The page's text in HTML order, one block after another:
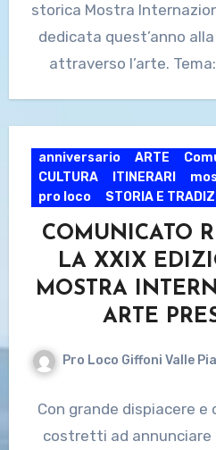
storica Mostra
dedicata quest’anno
attraverso l’arte.
anniversario ARTE
CULTURA
ITINERARI
pro loco
STORIA E
COMUNICATO
LA XXIX
MOSTRA
ARTE
Pro Loco Giffoni Valle
Con grande dispiacere e
costretti ad annunciare